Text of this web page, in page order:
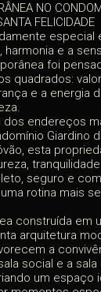
NO
FELICIDADE
especial
harmonia e a
foi
quadrados:
e a energia
dos endereços
Giardino
esta
seguro e
rotina mais
construída em
arquitetura
a
social e a
um espaço